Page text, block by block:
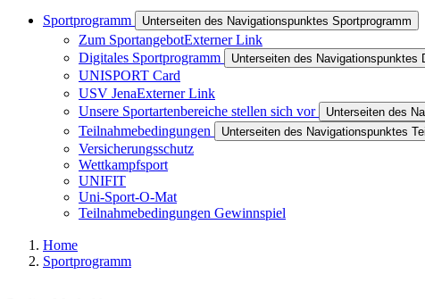
Sportprogramm Unterseiten des Navigationspunktes Sportprogramm
Zum SportangebotExterner Link
Digitales Sportprogramm
Unterseiten des Navigationspunktes
UNISPORT Card
USV JenaExterner Link
Unsere Sportartenbereiche stellen sich vor
Unterseiten des
Teilnahmebedingungen Unterseiten des Navigationspunktes
Versicherungsschutz
Wettkampfsport
UNIFIT
Uni-Sport-O-Mat
Teilnahmebedingungen Gewinnspiel
Home
Sportprogramm